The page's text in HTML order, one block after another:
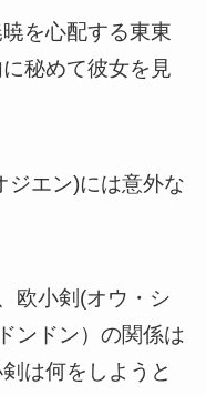
を心配する東東
秘めて彼女を見
ジエン)には意外な
欧小剣(オウ・シ
ンドン）の関係は
は何をしようと